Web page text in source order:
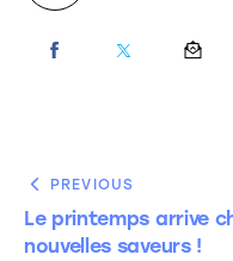
PREVIOUS
Le printemps arrive
nouvelles saveurs !